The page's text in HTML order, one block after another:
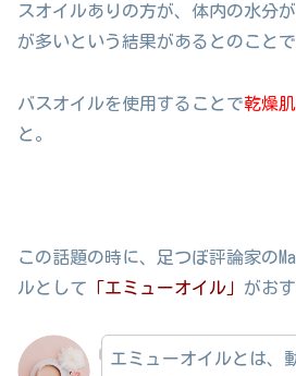
スオイルありの方が、体内の水分
が多いという結果があるとのことで
バスオイルを使用することで乾燥
と。
この話題の時に、足つぼ評論家の
ルとして 「エミューオイル」 がお
エミューオイルとは、